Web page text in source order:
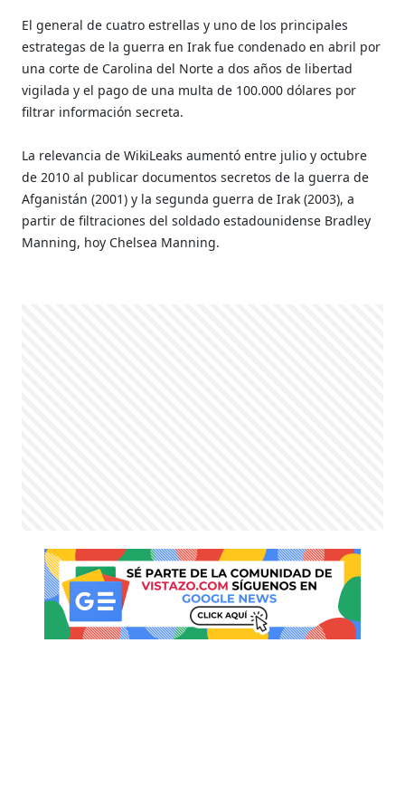
El general de cuatro estrellas y uno de los principales
estrategas de la guerra en Irak fue condenado en abril por
una corte de Carolina del Norte a dos años de libertad
vigilada y el pago de una multa de 100.000 dólares por
filtrar información secreta.
La relevancia de WikiLeaks aumentó entre julio y octubre
de 2010 al publicar documentos secretos de la guerra de
Afganistán (2001) y la segunda guerra de Irak (2003), a
partir de filtraciones del soldado estadounidense Bradley
Manning, hoy Chelsea Manning.